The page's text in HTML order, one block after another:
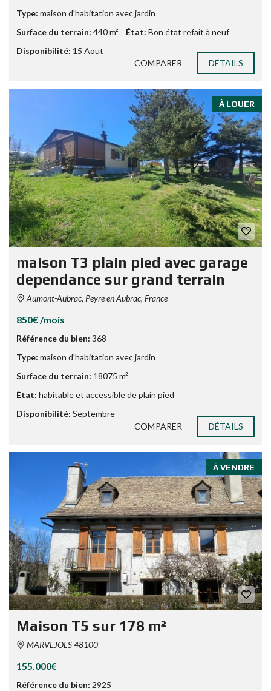
Type: maison d'habitation avec jardin
Surface du terrain: 440 m² État: Bon état refait à neuf
Disponibilité: 15 Aout
COMPARER
DÉTAILS
À LOUER
maison T3 plain pied avec garage
dependance sur grand terrain
Aumont-Aubrac, Peyre en Aubrac, France
850€ /mois
Référence du bien: 368
Type: maison d'habitation avec jardin
Surface du terrain: 18075 m²
État: habitable et accessible de plain pied
Disponibilité: Septembre
COMPARER
DÉTAILS
À VENDRE
Maison T5 sur 178 m²
MARVEJOLS 48100
155.000€
Référence du bien: 2925